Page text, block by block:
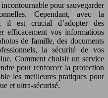
pour sauvegarder
Cependant, avec la
il est crucial d’adopter des
efficacement vos informations
de famille, des documents
la sécurité de vos
Comment choisir un service
pour renforcer la protection
les meilleures pratiques pour
et ultra-sécurisé.